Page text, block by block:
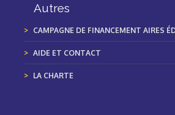
Autres
CAMPAGNE DE FINANCEMENT AIRES
AIDE ET CONTACT
LA CHARTE